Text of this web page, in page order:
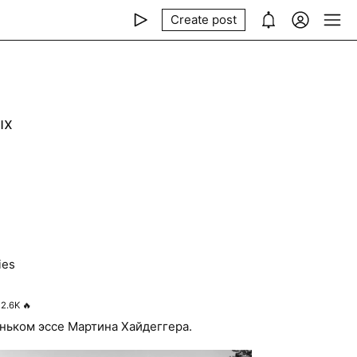
Create post
2.6K 🔥
эссе Мартина Хайдеггера.